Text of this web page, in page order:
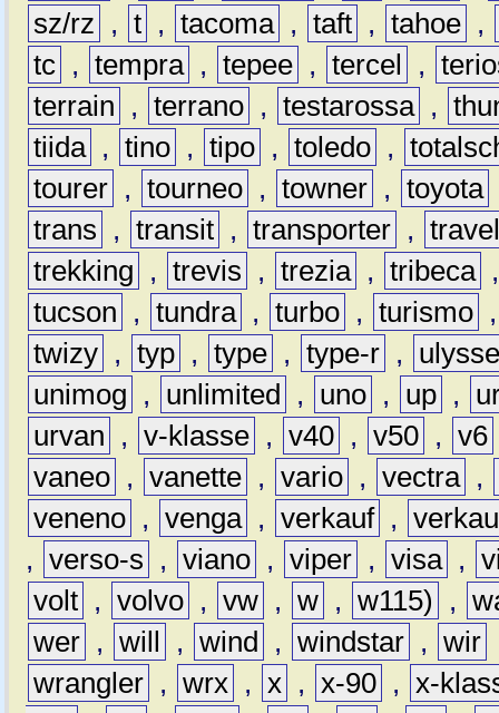
sz/rz
, t , tacoma , taft , tahoe ,
tc , tempra , tepee , tercel ,
terrain
, terrano , testarossa ,
tiida , tino , tipo , toledo ,
tourer , tourneo , towner , toyota
trans
, transit , transporter ,
trekking
, trevis , trezia , tribeca
tucson
, tundra , turbo , turismo
twizy , typ , type , type-r ,
unimog
, unlimited , uno , up ,
urvan
, v-klasse , v40 , v50 , v6
vaneo , vanette , vario , vectra ,
veneno , venga , verkauf ,
, verso-s , viano , viper , visa ,
volt , volvo , vw , w , w115) ,
wer , will , wind , windstar , wir
wrangler , wrx , x , x-90 , x-